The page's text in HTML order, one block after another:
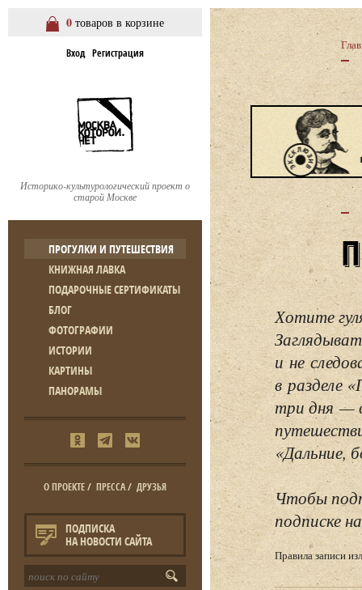
0 товаров в корзине
Вход Регистрация
Историко-культурологический проект о
старой Москве
ПРОГУЛКИ И ПУТЕШЕСТВИЯ
КНИЖНАЯ ЛАВКА
ПОДАРОЧНЫЕ СЕРТИФИКАТЫ
БЛОГ
ФОТОГРАФИИ
ИСТОРИИ
КАРТИНЫ
ПАНОРАМЫ
О ПРОЕКТЕ/ ПРЕССА/ ДРУЗЬЯ
ПОДПИСКА
НА НОВОСТИ САЙТА
Хотите
и не
в разделе
три дня —
«Дальние,
Чтобы
подписке
Правила записи